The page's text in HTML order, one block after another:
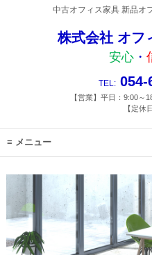
中古オフィス家具 新品オ
株式会社 オフ
安心 ・
TEL:054-
【営業】平日：9:00～
【定休
メニュー